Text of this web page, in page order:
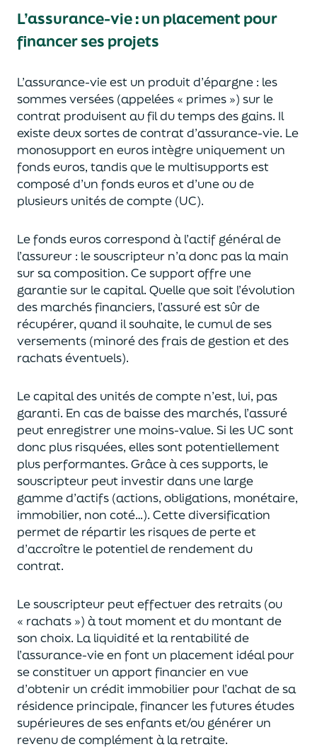
L’assurance-vie : un placement pour
financer ses projets
L’assurance-vie est un produit d’épargne : les
sommes versées (appelées « primes ») sur le
contrat produisent au fil du temps des gains. Il
existe deux sortesde contrat d’assurance-vie. Le
monosupport en euros intègre uniquement un
fonds euros, tandis que le multisupports est
composé d’un fonds euros et d’une ou de
plusieurs unités de compte (UC).
Le fonds euros correspond à l’actif général de
l’assureur : le souscripteur n’a donc pas la main
sur sa composition. Ce support offre une
garantie sur le capital. Quelle que soit l’évolution
des marchés financiers, l’assuré est sûr de
récupérer, quand il souhaite, le cumul de ses
versements (minoré des frais de gestion et des
rachats éventuels).
Le capital des unités de compte n’est, lui, pas
garanti. En casde baisse des marchés, l’assuré
peut enregistrer une moins-value. Si les UC sont
donc plus risquées, elles sont potentiellement
plus performantes. Grâce à ces supports, le
souscripteur peut investir dans une large
gamme d’actifs (actions, obligations, monétaire,
immobilier, non coté…). Cette diversification
permet de répartir les risques de perte et
d’accroître le potentielde rendement du
contrat.
Le souscripteur peut effectuer des retraits (ou
« rachats ») à tout moment et du montant de
son choix. Laliquiditéet la rentabilité de
l’assurance-vie en font un placement idéal pour
se constituer un apport financier en vue
d’obtenir un crédit immobilier pour l’achat desa
résidence principale, financer les futures études
supérieures de ses enfantset/ou générer un
revenu de complément à la retraite.